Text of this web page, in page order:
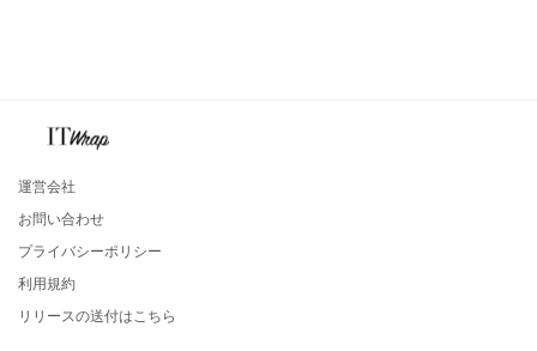
運営会社
お問い合わせ
プライバシーポリシー
利用規約
リリースの送付はこちら